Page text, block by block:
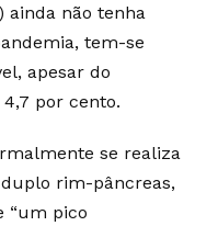
ainda não tenha
tem-se
apesar do
por cento.
se realiza
rim-pâncreas,
“um pico